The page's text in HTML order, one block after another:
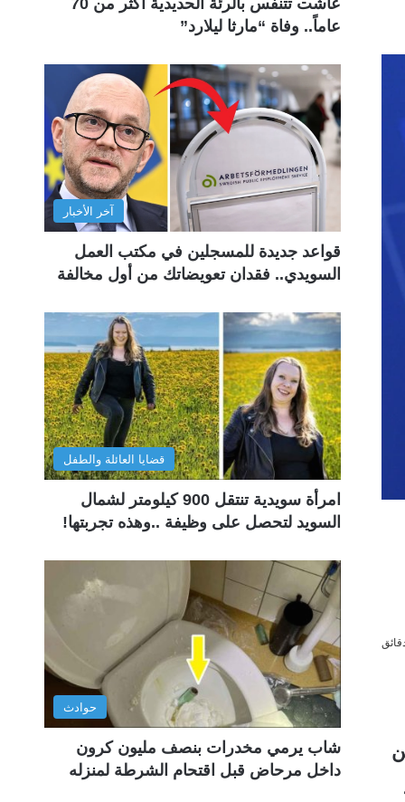
عاشت تتنفس بالرئة الحديدية أكثر من 70
عاماً.. وفاة “مارثا ليلارد”
آخر الأخبار
قواعد جديدة للمسجلين في مكتب العمل
السويدي.. فقدان تعويضاتك من أول مخالفة
قضايا العائلة والطفل
امرأة سويدية تنتقل 900 كيلومتر لشمال
السويد لتحصل على وظيفة ..وهذه تجربتها!
حوادث
شاب يرمي مخدرات بنصف مليون كرون
داخل مرحاض قبل اقتحام الشرطة لمنزله